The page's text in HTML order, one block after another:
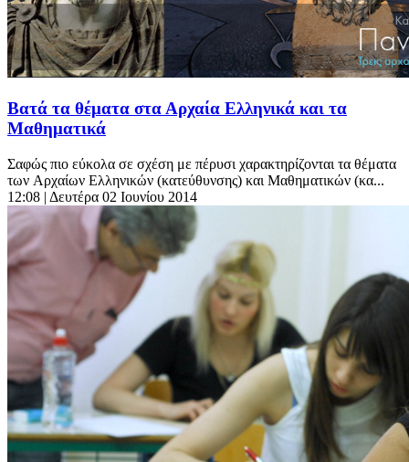
Βατά τα θέματα στα Αρχαία Ελληνικά και τα
Μαθηματικά
Σαφώς πιο εύκολα σε σχέση με πέρυσι χαρακτηρίζονται τα θέματα
των Aρχαίων Eλληνικών (κατεύθυνσης) και Mαθηματικών (κα...
12:08 | Δευτέρα 02 Ιουνίου 2014